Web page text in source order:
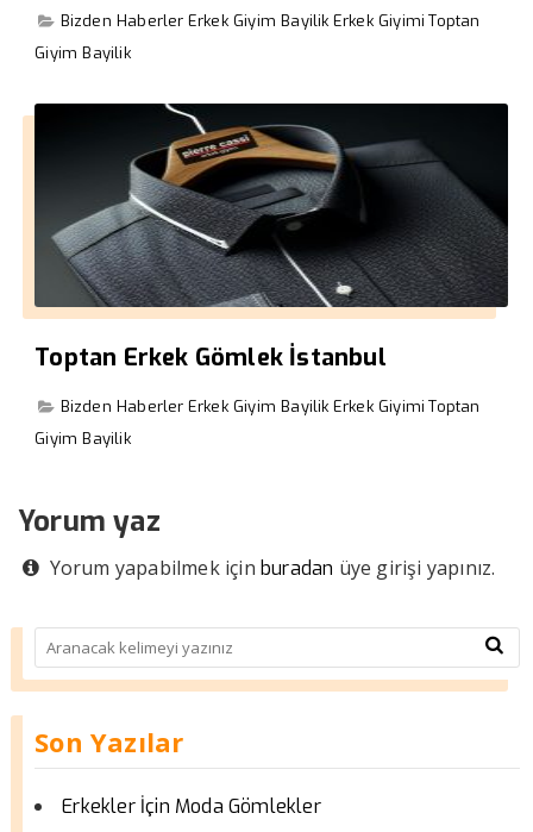
Bizden Haberler Erkek Giyim Bayilik Erkek Giyimi Toptan
Giyim Bayilik
Toptan Erkek Gömlek İstanbul
Bizden Haberler Erkek Giyim Bayilik Erkek Giyimi Toptan
Giyim Bayilik
Yorum yaz
Yorum yapabilmek için buradan üye girişi yapınız.
Son Yazılar
Erkekler İçin Moda Gömlekler